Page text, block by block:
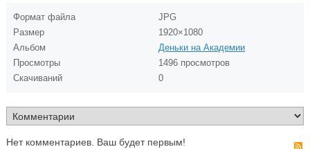
Формат файла
JPG
Размер
1920×1080
Альбом
Деньки на Академии
Просмотры
1496 просмотров
Скачиваний
0
Нет комментариев. Ваш будет первым!